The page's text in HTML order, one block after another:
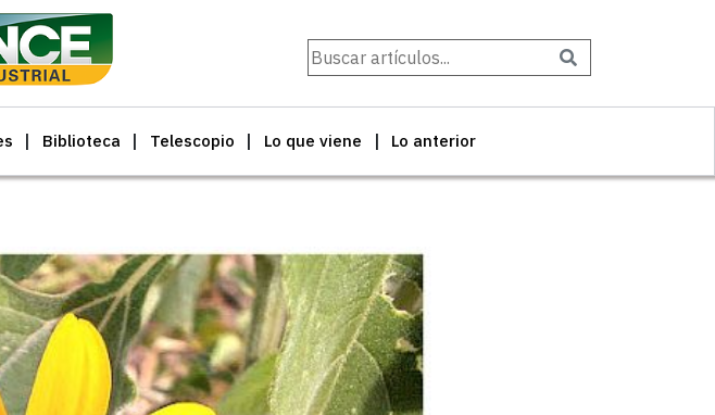
Buscar
Biblioteca Telescopio Lo que viene Lo anterior